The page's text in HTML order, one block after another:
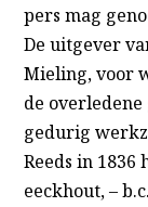
pers mag
De uitgever
Mieling, voor
de
gedurig
Reeds in
eeckhout, – b.c.